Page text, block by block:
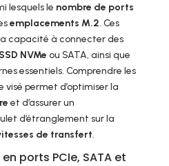
lesquels le nombre de ports
emplacements M.2. Ces
capacité à connecter des
SSD NVMe ou SATA, ainsi que
essentiels. Comprendre les
visé permet d’optimiser la
et d’assurer un
d’étranglement sur la
de transfert.
ports PCIe, SATA et